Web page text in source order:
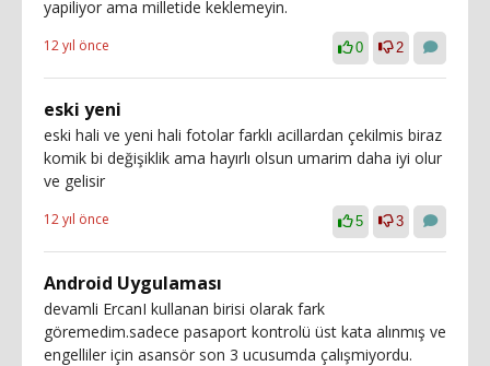
yapiliyor ama milletide keklemeyin.
12 yıl önce 0 2
eski yeni
eski hali ve yeni hali fotolar farklı acillardan çekilmis biraz
komik bi değişiklik ama hayırlı olsun umarim daha iyi olur
ve gelisir
12 yıl önce 5 3
Android Uygulaması
devamli ErcanI kullanan birisi olarak fark
göremedim.sadece pasaport kontrolü üst kata alınmış ve
engelliler için asansör son 3 ucusumda çalışmiyordu.